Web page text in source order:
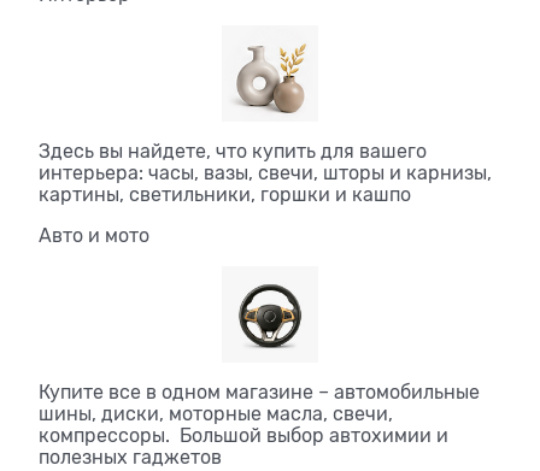
Здесь вы найдете, что купить для вашего
интерьера: часы, вазы, свечи, шторы и карнизы,
картины, светильники, горшки и кашпо
Авто и мото
Купите все в одном магазине – автомобильные
шины, диски, моторные масла, свечи,
компрессоры. Большой выбор автохимии и
полезных гаджетов